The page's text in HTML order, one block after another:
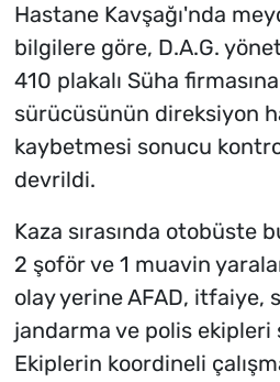
Hastane Kavşağı'nda
bilgilere göre, D.A.G.
410 plakalı Süha
sürücüsünün direksiyon
kaybetmesi sonucu
devrildi.
Kaza sırasında otobüste
2 şoför ve 1 muavin
olay yerine AFAD, itfaiye,
jandarma ve polis ekipleri
Ekiplerin koordineli